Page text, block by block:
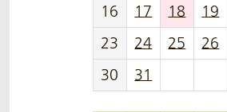
16
17 18 19
23
24 25 26
30
31